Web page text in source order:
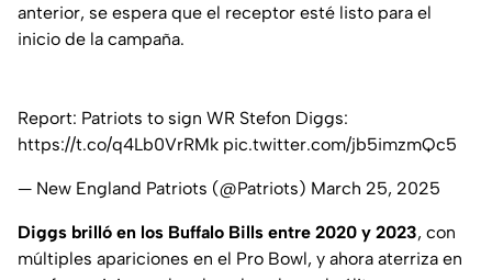
anterior, se espera que el receptor esté listo para el
inicio de la campaña.
Report: Patriots to sign WR Stefon Diggs:
https://t.co/q4Lb0VrRMk pic.twitter.com/jb5imzmQc5
— New England Patriots (@Patriots) March 25, 2025
Diggs brilló en los Buffalo Bills entre 2020 y 2023, con
múltiples apariciones en el Pro Bowl, y ahora aterriza en